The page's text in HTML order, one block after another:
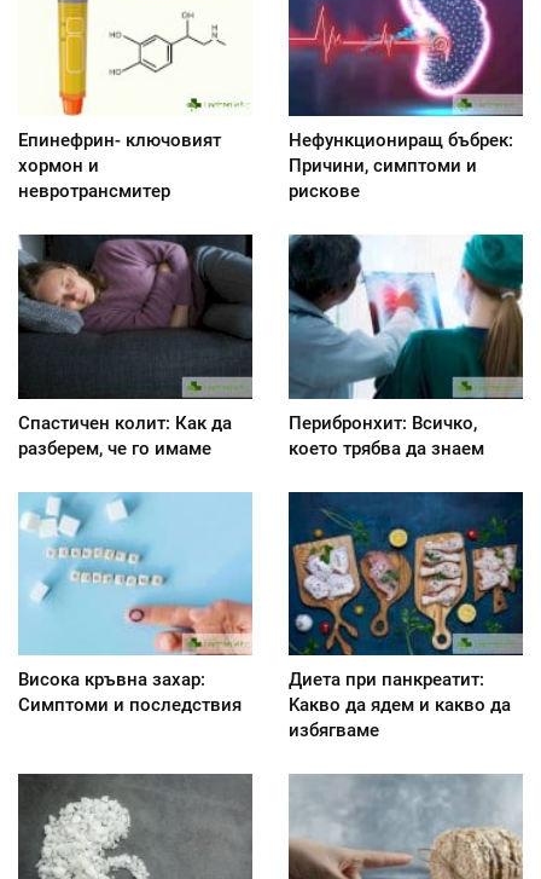
Епинефрин- ключовият
хормон и
невротрансмитер
Нефункциониращ бъбрек:
Причини, симптоми и
рискове
Спастичен колит: Как да
разберем, че го имаме
Перибронхит: Всичко,
което трябва да знаем
Висока кръвна захар:
Симптоми и последствия
Диета при панкреатит:
Kакво да ядем и какво да
избягваме